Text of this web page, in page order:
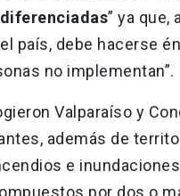
” ya que,
país, debe hacerse
no implementan”.
Valparaíso y
además de
e
por dos o